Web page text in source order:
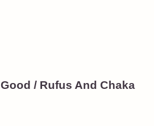
/ Rufus And Chaka